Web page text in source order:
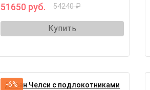
51650 руб. 54240 ₽
Купить
Диван Челси с подлокотниками
-6%